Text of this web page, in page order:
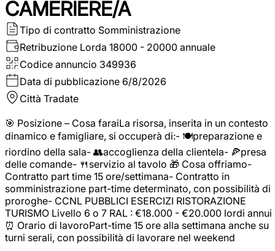
CAMERIERE/A
Tipo di contratto Somministrazione
Retribuzione Lorda 18000 - 20000 annuale
Codice annuncio 349936
Data di pubblicazione 6/8/2026
Città Tradate
🎯 Posizione – Cosa faraiLa risorsa, inserita in un contesto
dinamico e famigliare, si occuperà di:- 🍽️preparazione e
riordino della sala- 👥accoglienza della clientela- 🍕presa
delle comande- 🍴servizio al tavolo 🎁 Cosa offriamo-
Contratto part time 15 ore/settimana- Contratto in
somministrazione part-time determinato, con possibilità di
proroghe- CCNL PUBBLICI ESERCIZI RISTORAZIONE
TURISMO Livello 6 o 7 RAL : €18.000 - €20.000 lordi annui
⏰ Orario di lavoroPart-time 15 ore alla settimana anche su
turni serali, con possibilità di lavorare nel weekend